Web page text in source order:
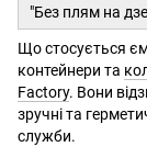
"Без плям на
Що стосується
контейнери та
Factory. Вони
зручні та
служби.